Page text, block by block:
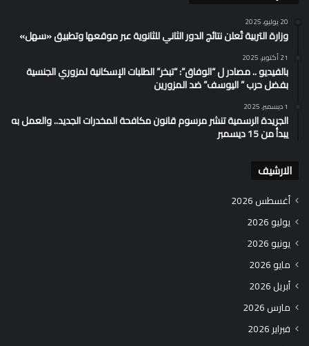
20 يوليو، 2025
وزارة التربية تُعلن نتائج الدور الثاني للثانوية عبر موقعها وتطبيق «سهل»
21 أكتوبر، 2025
بالفيديو .. مصادر ل “الوفاق”: “تبخر” الطلبات الإسكانية لمزوري الجنسية
بفضل حرب ” اليوسف” ضد المزورين
1 ديسمبر، 2025
الجريدة الرسمية تنشر مرسوم قانون مكافحة المخدرات الجديد.. والعمل به
يبدأ من 15 ديسمبر
الارشيف
أغسطس 2026
يوليو 2026
يونيو 2026
مايو 2026
أبريل 2026
مارس 2026
فبراير 2026